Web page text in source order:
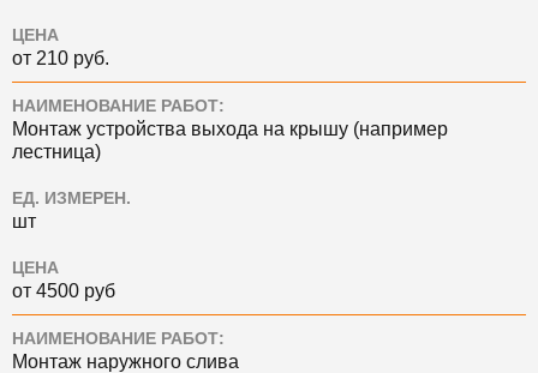
ЦЕНА
от 210 руб.
НАИМЕНОВАНИЕ РАБОТ:
Монтаж устройства выхода на крышу (например
лестница)
ЕД. ИЗМЕРЕН.
шт
ЦЕНА
от 4500 руб
НАИМЕНОВАНИЕ РАБОТ:
Монтаж наружного слива